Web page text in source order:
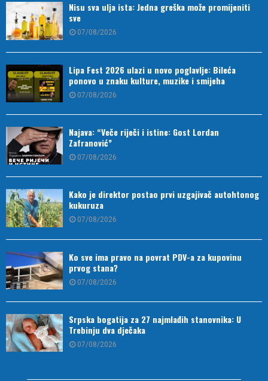
Nisu sva ulja ista: Jedna greška može promijeniti
sve
07/08/2026
Lipa Fest 2026 ulazi u novo poglavlje: Bileća
ponovo u znaku kulture, muzike i smijeha
07/08/2026
Najava: “Veče riječi i istine: Gost Lordan
Zafranović”
07/08/2026
Kako je direktor postao prvi uzgajivač autohtonog
kukuruza
07/08/2026
Ko sve ima pravo na povrat PDV-a za kupovinu
prvog stana?
07/08/2026
Srpska bogatija za 27 najmlađih stanovnika: U
Trebinju dva dječaka
07/08/2026